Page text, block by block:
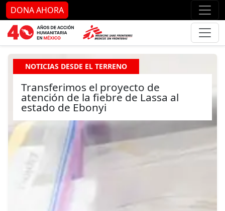
Ir al contenido principal Ir
DONA AHORA
NOTICIAS DESDE EL TERRENO
Transferimos el proyecto de
atención de la fiebre de Lassa al
estado de Ebonyi